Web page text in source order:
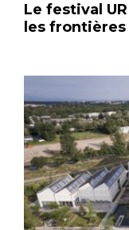
Le festival
les